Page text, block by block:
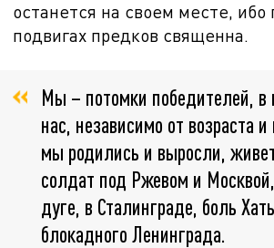
останется на своем месте, ибо
подвигах предков священна.
Мы – потомки победителей,
нас, независимо от возраста
мы родились и выросли,
солдат под Ржевом и
дуге, в Сталинграде, боль
блокадного Ленинграда.